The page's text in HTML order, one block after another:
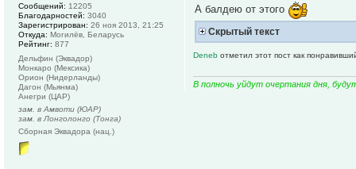
А балдею от этого
Скрытый текст
Deneb отметил этот пост как
В полночь уйдут очертания дня,
Сообщений: 12205
Благодарностей: 3040
Зарегистрирован: 26 ноя 2013, 21:25
Откуда: Могилёв, Беларусь
Рейтинг: 877
Дельфин (Эквадор)
Монкаро (Мексика)
Орион (Нидерланды)
Дагон (Мьянма)
Анегри (ЦАР)
зам. в Амвоти (ЮАР)
зам. в Лонголонго (Тонга)
Сборная Эквадора (нац.)